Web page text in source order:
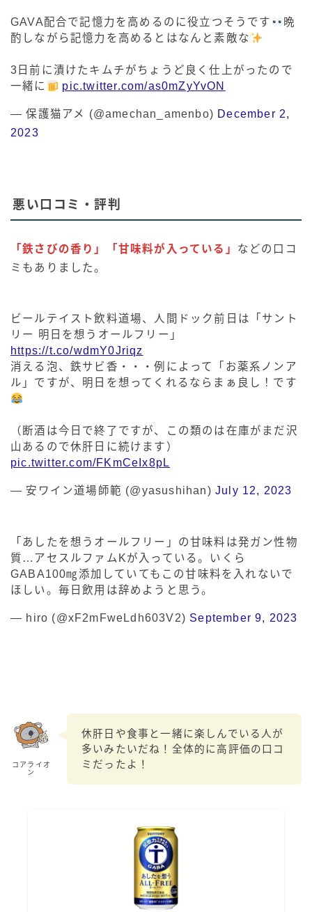
GAVA配合で記憶力を高めるのに役立つそうです
晩
酌しながら記憶力を高めるとはなんと素敵な
3日前に漬けたキムチがちょうど良く仕上がったので
一緒に
pic.twitter.com/as0mZyYvON
— 保護猫アメ (@amechan_amenbo) December 2,
2023
悪い口コミ・評判
「鉄さびの香り」「甘味料が入っている」 などの口コ
ミもありました。
ビールテイスト飲料道場、人間ドック前日は「サント
リー 明日を想うオールフリー」
https://t.co/wdmY0Jriqz
消える泡、鉄サビ香・・・例によって「お薬系ノンア
ル」ですが、明日を想ってくれるならまぁ良し！です
（断酒は今日で終了ですが、この類のは在庫がまだ沢
山あるので休肝日に続けます）
pic.twitter.com/FKmCeIx8pL
— 安ワイン道場師範 (@yasushihan) July 12, 2023
「あしたを想うオールフリー」の甘味料は発ガン性物
質…アセスルファムKが入っている。いくら
GABA100㎎添加していてもこの甘味料を入れないで
ほしい。毎日飲用は辞めようと思う。
— hiro (@xF2mFweLdh603V2) September 9, 2023
コアライオ
ン
休肝日や食事と一緒に楽しんでいる人が
多いみたいだね！全体的に高評価の口コ
ミだったよ！